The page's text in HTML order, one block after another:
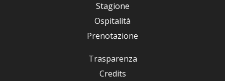
Stagione
Ospitalità
Prenotazione
Trasparenza
Credits